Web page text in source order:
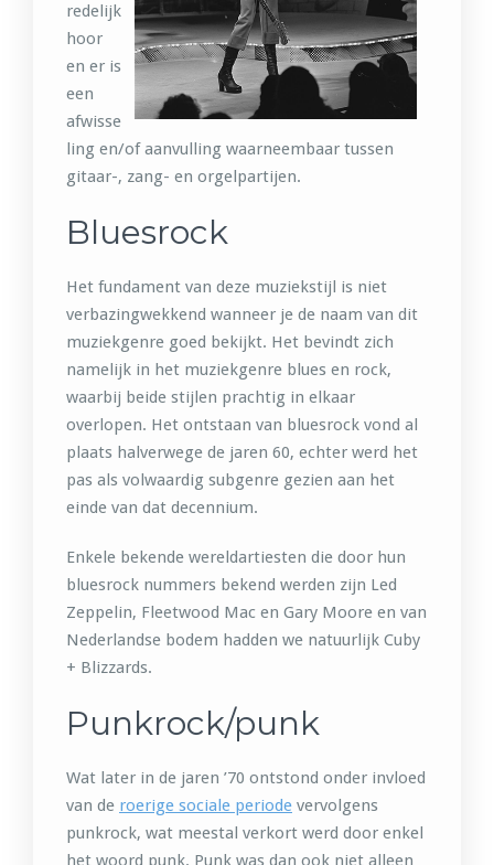
redelijk
hoor
en er is
een
afwisse
ling en/of aanvulling waarneembaar tussen
gitaar-, zang- en orgelpartijen.
Bluesrock
Het fundament van deze muziekstijl is niet
verbazingwekkend wanneer je de naam van dit
muziekgenre goed bekijkt. Het bevindt zich
namelijk in het muziekgenre blues en rock,
waarbij beide stijlen prachtig in elkaar
overlopen. Het ontstaan van bluesrock vond al
plaats halverwege de jaren 60, echter werd het
pas als volwaardig subgenre gezien aan het
einde van dat decennium.
Enkele bekende wereldartiesten die door hun
bluesrock nummers bekend werden zijn Led
Zeppelin, Fleetwood Mac en Gary Moore en van
Nederlandse bodem hadden we natuurlijk Cuby
+ Blizzards.
Punkrock/punk
Wat later in de jaren ’70 ontstond onder invloed
van de roerige sociale periode vervolgens
punkrock, wat meestal verkort werd door enkel